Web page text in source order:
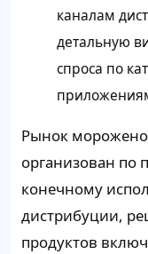
каналам
детальную
спроса по
Рынок
организован по
конечному
дистрибуции,
продуктов